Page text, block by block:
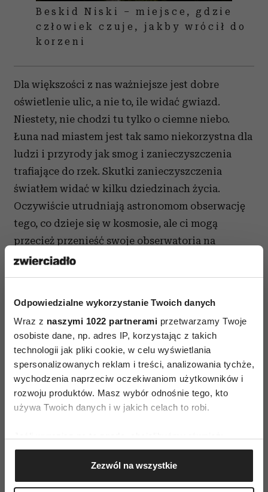
Odpowiedzialne wykorzystanie Twoich danych
Wraz z naszymi 1022 partnerami przetwarzamy Twoje
osobiste dane, np. adres IP, korzystając z takich
technologii jak pliki cookie, w celu wyświetlania
spersonalizowanych reklam i treści, analizowania tychże,
wychodzenia naprzeciw oczekiwaniom użytkowników i
rozwoju produktów. Masz wybór odnośnie tego, kto
używa Twoich danych i w jakich celach to robi.
Gromadzić dane dotyczące Twojej lokalizacji
geograficznej z dokładnością nawet do kilku metrów
Identyfikować Twoje urządzenie, aktywnie
Zezwól na wszystkie
Beskid Niski – miejsce, gdzie
człowiek czuje, jakby wrócił do
korzeni
Dla większości z nas ważniejsze jest dobre
oświetlenie ulic, a nie to, ile widać gwiazd.
Niestety, nie chodzi tu tylko o ciemne niebo.
Łuna nad miastem jest tak samo niekorzystna dla
ludzi i przyrody jak smog i zanieczyszczenia
trafiające do rzek. Skutki zanieczyszczenia
światłem widać w kilku dziedzinach życia.
Oczywiście utrudniają astronomom obserwację
tego, co dzieje się w kosmosie, ale ci mogą
przecież przenieść swoje obserwatoria na
bezludne obszary. Gorzej mają zwierzęta
i rośliny. Brak ciemności w nocy wpływa na wiele
naturalne dobowe i roczne cykle światła
i ciemności.
Zanieczyszczenie światłem może zakłócać
orientację przestrzenną zwierząt. Ogranicza też
ich możliwość zdobywania pożywienia, wpływa
na rozmnażanie, a nawet komunikację. Podobnie
światła w nocy zmienia nasz naturalny cykl